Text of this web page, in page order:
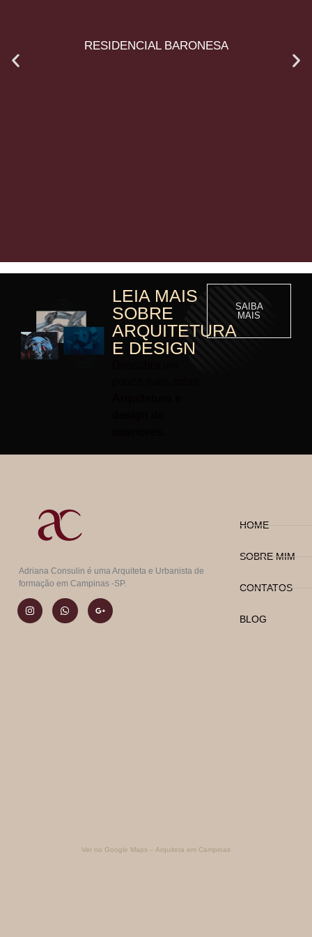
RESIDENCIAL BARONESA
LEIA MAIS
SOBRE
ARQUITETURA
E DESIGN
SAIBA
MAIS
Adriana Consulin é uma Arquiteta e Urbanista de
formação em Campinas -SP.
HOME
SOBRE MIM
CONTATOS
BLOG
Ver no Google Maps – Arquiteta em Campinas